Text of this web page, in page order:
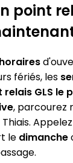
point
horaires
fériés, les
relais GLS le
, parcourez
Thiais.
le dimanche